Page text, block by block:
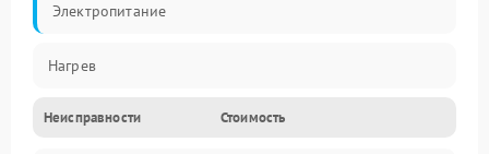
Электропитание
Нагрев
Неисправности Стоимость